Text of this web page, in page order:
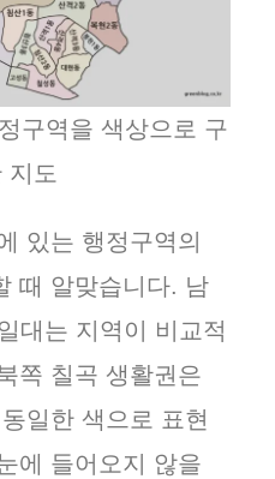
구역을 색상으로 구
지도
있는 행정구역의
때 알맞습니다. 남
대는 지역이 비교적
쪽 칠곡 생활권은
일한 색으로 표현
에 들어오지 않을